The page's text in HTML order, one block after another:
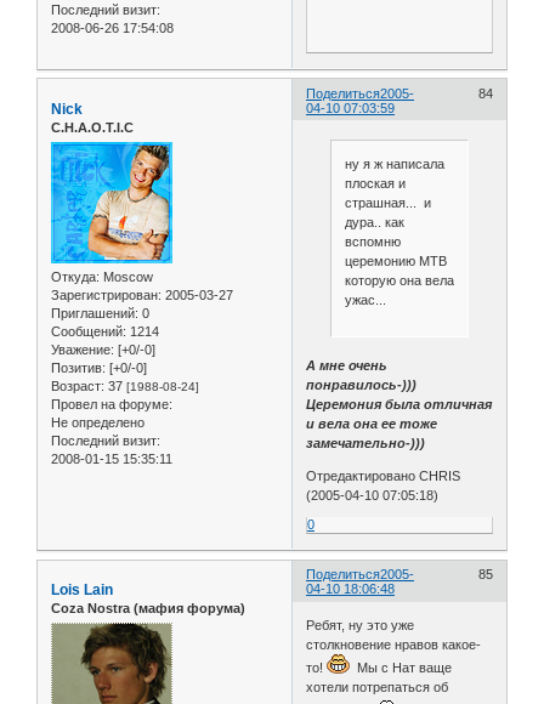
Последний визит:
2008-06-26 17:54:08
Поделиться 84
2005-
04-10 07:03:59
Nick
C.H.A.O.T.I.C
Откуда: Moscow
Зарегистрирован: 2005-03-27
Приглашений: 0
Сообщений: 1214
Уважение: [+0/-0]
Позитив: [+0/-0]
Возраст: 37 [1988-08-24]
Провел на форуме:
Не определено
Последний визит:
2008-01-15 15:35:11
ну я ж написала
плоская и
страшная... и
дура.. как
вспомню
церемонию МТВ
которую она вела
ужас...
А мне очень
понравилось-)))
Церемония была отличная
и вела она ее тоже
замечательно-)))
Отредактировано CHRIS
(2005-04-10 07:05:18)
0
Поделиться 85
2005-
04-10 18:06:48
Lois Lain
Coza Nostra (мафия форума)
Ребят, ну это уже
столкновение нравов какое-
то!
Мы с Нат ваще
хотели потрепаться об